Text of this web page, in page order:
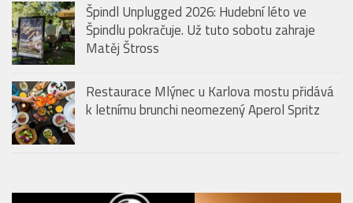
Špindl Unplugged 2026: Hudební léto ve
Špindlu pokračuje. Už tuto sobotu zahraje
Matěj Štross
Restaurace Mlýnec u Karlova mostu přidává
k letnímu brunchi neomezený Aperol Spritz